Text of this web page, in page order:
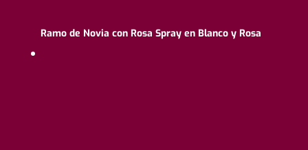
Ramo de Novia con Rosa Spray en Blanco y Rosa